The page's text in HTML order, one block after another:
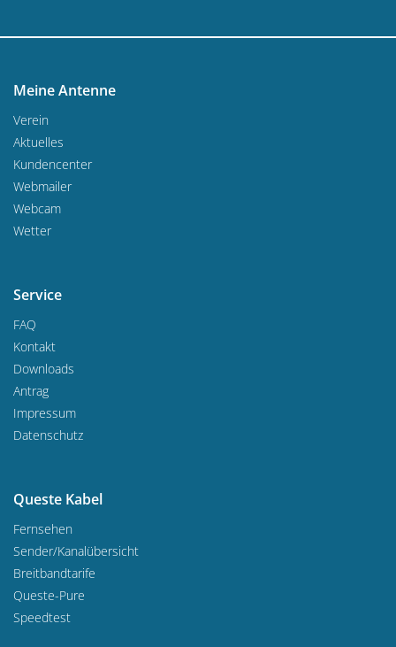
Meine Antenne
Verein
Aktuelles
Kundencenter
Webmailer
Webcam
Wetter
Service
FAQ
Kontakt
Downloads
Antrag
Impressum
Datenschutz
Queste Kabel
Fernsehen
Sender/Kanalübersicht
Breitbandtarife
Queste-Pure
Speedtest